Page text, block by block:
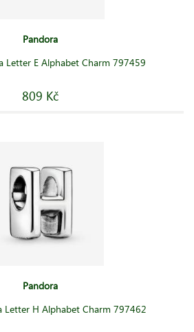
Pandora
Letter E Alphabet Charm 797459
809 Kč
Pandora
Letter H Alphabet Charm 797462